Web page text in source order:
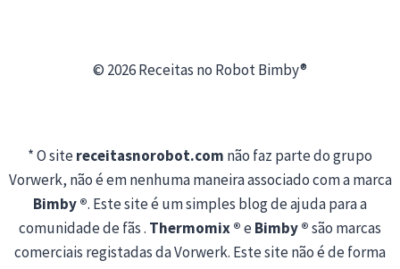
© 2026 Receitas no Robot Bimby®
* O sitereceitasnorobot.com não faz parte do grupo
Vorwerk, não é em nenhuma maneira associado com a marca
Bimby ®. Este site é um simples blog de ajuda para a
comunidade de fãs . Thermomix ®eBimby ®são marcas
comerciais registadas da Vorwerk. Este site não é de forma